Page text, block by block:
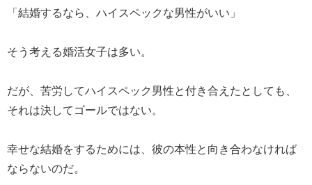
「結婚するなら、ハイスペックな男性がいい」
そう考える婚活女子は多い。
だが、苦労してハイスペック男性と付き合えたとしても、
それは決してゴールではない。
幸せな結婚をするためには、彼の本性と向き合わなければ
ならないのだ。